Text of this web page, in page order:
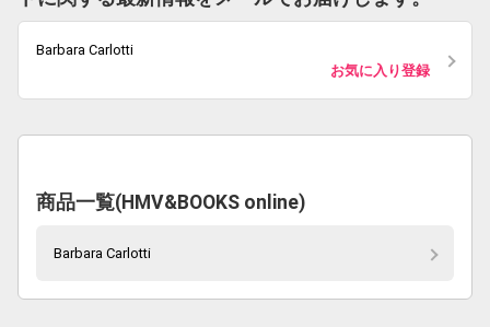
Barbara Carlotti
お気に入り登録
商品一覧(HMV&BOOKS online)
Barbara Carlotti